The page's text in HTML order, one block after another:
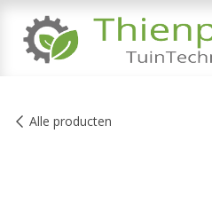
Alle producten